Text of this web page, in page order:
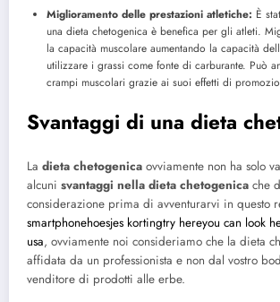
Miglioramento delle prestazioni atletiche: È
una dieta chetogenica è benefica per gli atleti.
la capacità muscolare aumentando la capacità
utilizzare i grassi come fonte di carburante. Può
crampi muscolari grazie ai suoi effetti di
Svantaggi di una dieta
La dieta chetogenica ovviamente non ha solo
alcuni svantaggi nella dieta chetogenica che
considerazione prima di avventurarvi in questo
smartphonehoesjes kortingtry hereyou can look
usa, ovviamente noi consideriamo che la dieta
affidata da un professionista e non dal vostro
venditore di prodotti alle erbe.